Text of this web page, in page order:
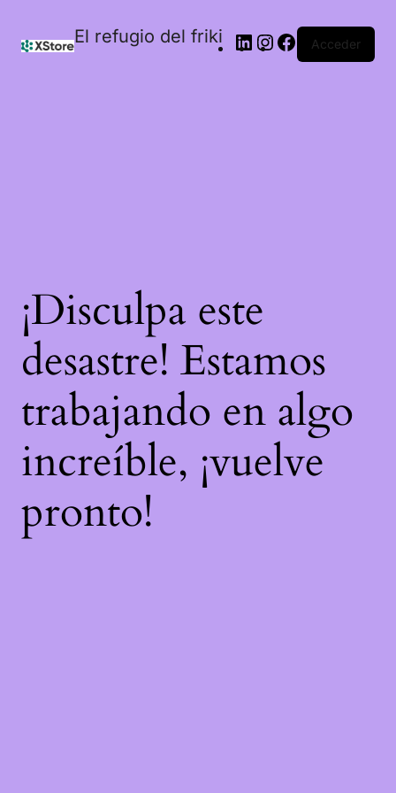
El refugio del friki Acceder
¡Disculpa este
desastre! Estamos
trabajando en algo
increíble, ¡vuelve
pronto!